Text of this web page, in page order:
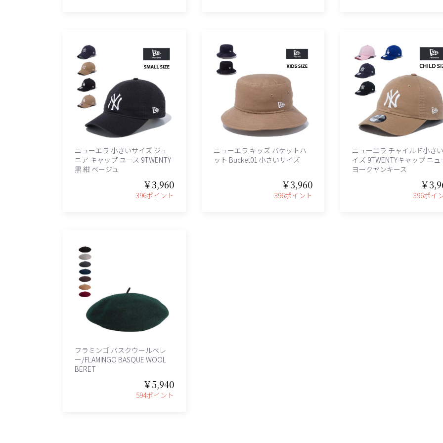
ニューエラ 小さいサイズ ジュ
ニア キャップ ユース 9TWENTY
黒 紺 ベージュ
￥3,960
396ポイント
ニューエラ キッズ バケットハ
ット Bucket01 小さいサイズ
￥3,960
396ポイント
ニューエラ チャイルド小さ
イズ 9TWENTYキャップ ニュ
ヨークヤンキース
￥
396ポイ
フラミンゴ バスクウールベレ
ー/FLAMINGO BASQUE WOOL
BERET
￥5,940
594ポイント